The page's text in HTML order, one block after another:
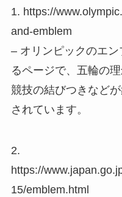
1. https://
and-emblem
– オリンピックのエ
るページで、五輪の
競技の結びつきなど
されています。
2.
https://
15/emblem.html